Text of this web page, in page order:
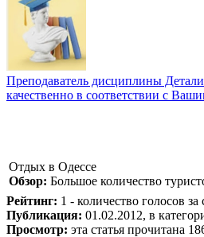
Преподаватель дисциплины
качественно в соответствии с
Отдых в Одессе
Обзор: Большое количество
Рейтинг: 1 - количество голосов за
Публикация: 01.02.2012, в
Просмотр: эта статья прочитана